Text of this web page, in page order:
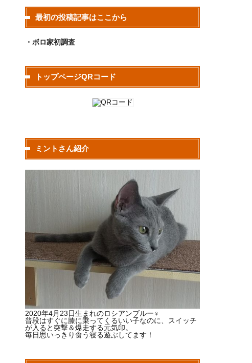
最初の投稿記事はここから
・ボロ家初調査
トップページQRコード
ミントさん紹介
2020年4月23日生まれのロシアンブルー♀
普段はすぐに膝に乗ってくるいい子なのに、スイッチ
が入ると突撃＆爆走する元気印。
毎日思いっきり食う寝る遊ぶしてます！